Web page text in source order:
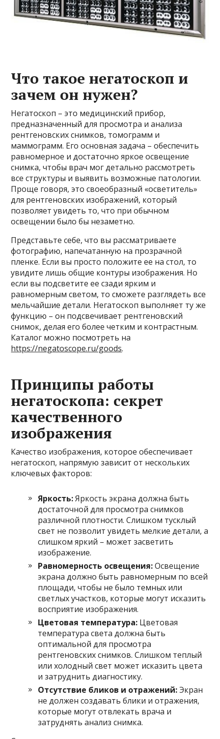
Что такое негатоскоп и
зачем он нужен?
Негатоскоп – это медицинский прибор,
предназначенный для просмотра и анализа
рентгеновских снимков, томограмм и
маммограмм. Его основная задача – обеспечить
равномерное и достаточно яркое освещение
снимка, чтобы врач мог детально рассмотреть
все структуры и выявить возможные патологии.
Проще говоря, это своеобразный «осветитель»
для рентгеновских изображений, который
позволяет увидеть то, что при обычном
освещении было бы незаметно.
Представьте себе, что вы рассматриваете
фотографию, напечатанную на прозрачной
пленке. Если вы просто положите ее на стол, то
увидите лишь общие контуры изображения. Но
если вы подсветите ее сзади ярким и
равномерным светом, то сможете разглядеть все
мельчайшие детали. Негатоскоп выполняет ту же
функцию – он подсвечивает рентгеновский
снимок, делая его более четким и контрастным.
Каталог можно посмотреть на
https://negatoscope.ru/goods.
Принципы работы
негатоскопа: секрет
качественного
изображения
Качество изображения, которое обеспечивает
негатоскоп, напрямую зависит от нескольких
ключевых факторов:
Яркость:Яркость экрана должна быть
достаточной для просмотра снимков
различной плотности. Слишком тусклый
свет не позволит увидеть мелкие детали, а
слишком яркий – может засветить
изображение.
Равномерность освещения:Освещение
экрана должно быть равномерным по всей
площади, чтобы не было темных или
светлых участков, которые могут исказить
восприятие изображения.
Цветовая температура: Цветовая
температура света должна быть
оптимальной для просмотра
рентгеновских снимков. Слишком теплый
или холодный свет может исказить цвета
и затруднить диагностику.
Отсутствие бликов и отражений:Экран
не должен создавать блики и отражения,
которые могут отвлекать врача и
затруднять анализ снимка.